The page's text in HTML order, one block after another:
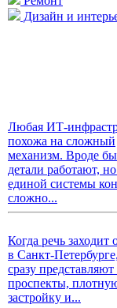
Дизайн и
Любая ИТ-
похожа на сложный
механизм. Вроде
детали работают,
единой системы
сложно...
Когда речь заходит
в Санкт-
сразу
проспекты,
застройку и...